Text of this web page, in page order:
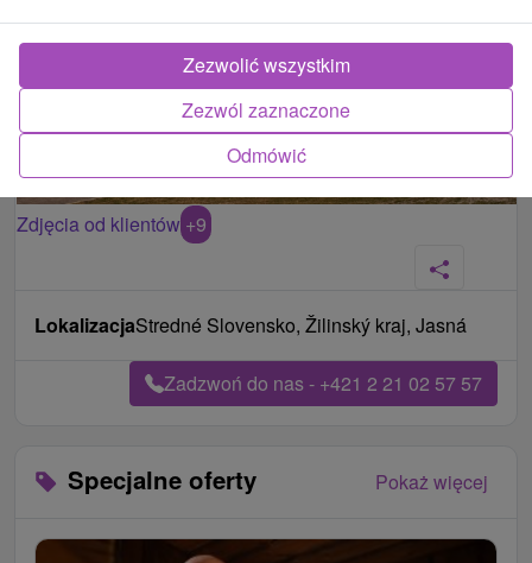
Zdjęcia od klientów +9
LokalizacjaStredné Slovensko, Žilinský kraj, Jasná
Zadzwoń do nas - +421 2 21 02 57 57
Specjalne oferty Pokaż więcej
Odmówić
Zezwól zaznaczone
Zezwolić wszystkim